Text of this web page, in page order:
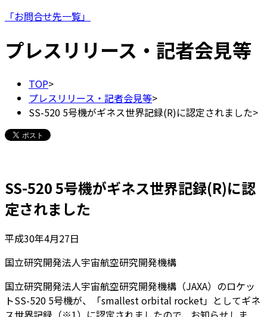
「お問合せ先一覧」
プレスリリース・記者会見等
TOP>
プレスリリース・記者会見等>
SS-520 5号機がギネス世界記録(R)に認定されました>
SS-520 5号機がギネス世界記録(R)に認
定されました
平成30年4月27日
国立研究開発法人宇宙航空研究開発機構
国立研究開発法人宇宙航空研究開発機構（JAXA）のロケッ
トSS-520 5号機が、「smallest orbital rocket」としてギネ